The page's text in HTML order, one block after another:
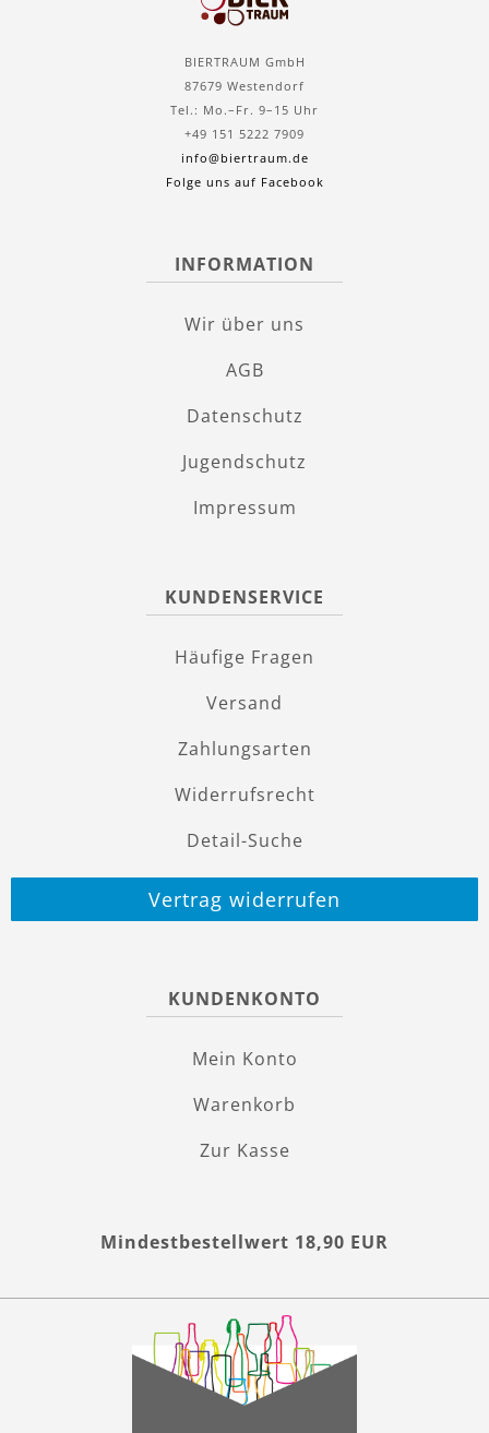
BIERTRAUM GmbH
87679 Westendorf
Tel.: Mo.–Fr. 9–15 Uhr
+49 151 5222 7909
info@biertraum.de
Folge uns auf Facebook
INFORMATION
Wir über uns
AGB
Datenschutz
Jugendschutz
Impressum
KUNDENSERVICE
Häufige Fragen
Versand
Zahlungsarten
Widerrufsrecht
Detail-Suche
Vertrag widerrufen
KUNDENKONTO
Mein Konto
Warenkorb
Zur Kasse
Mindestbestellwert 18,90 EUR